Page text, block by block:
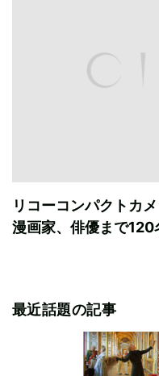
リコーコンパクトカ
漫画家、俳優まで120
最近話題の記事